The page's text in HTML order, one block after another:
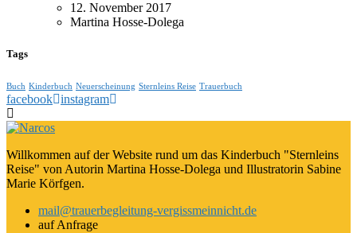
12. November 2017
Martina Hosse-Dolega
Tags
Buch Kinderbuch Neuerscheinung Sternleins Reise Trauerbuch
facebook instagram
Willkommen auf der Website rund um das Kinderbuch "Sternleins
Reise" von Autorin Martina Hosse-Dolega und Illustratorin Sabine
Marie Körfgen.
mail@trauerbegleitung-vergissmeinnicht.de
auf Anfrage